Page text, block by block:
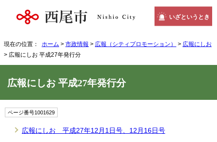
いざというとき
現在の位置： ホーム > 市政情報 > 広報（シティプロモーション） > 広報にしお
> 広報にしお 平成27年発行分
広報にしお 平成27年発行分
ページ番号1001629
広報にしお 平成27年12月1日号、12月16日号